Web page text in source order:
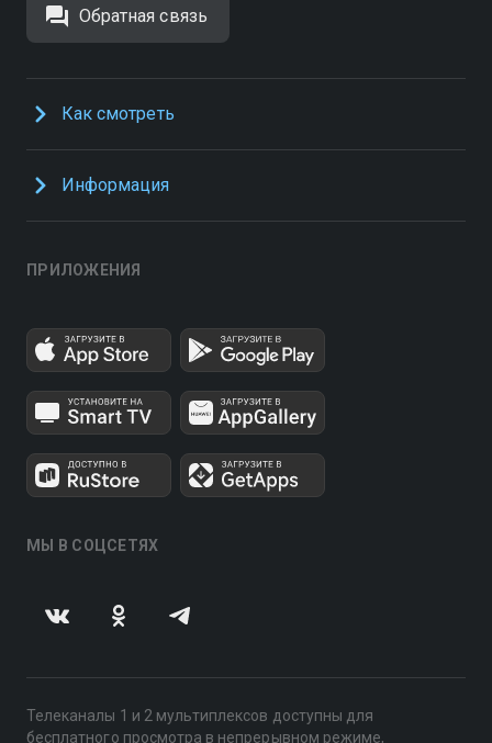
Обратная связь
Как смотреть
Информация
ПРИЛОЖЕНИЯ
МЫ В СОЦСЕТЯХ
Телеканалы 1 и 2 мультиплексов доступны для
бесплатного просмотра в непрерывном режиме,